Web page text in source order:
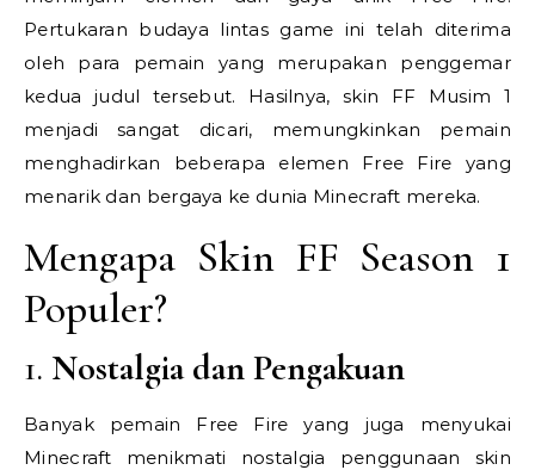
Pertukaran budaya lintas game ini telah diterima
oleh para pemain yang merupakan penggemar
kedua judul tersebut. Hasilnya, skin FF Musim 1
menjadi sangat dicari, memungkinkan pemain
menghadirkan beberapa elemen Free Fire yang
menarik dan bergaya ke dunia Minecraft mereka.
Mengapa Skin FF Season 1
Populer?
1. Nostalgia dan Pengakuan
Banyak pemain Free Fire yang juga menyukai
Minecraft menikmati nostalgia penggunaan skin